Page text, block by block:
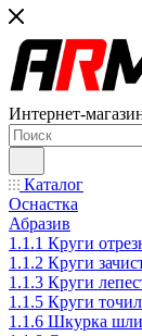
Интернет-
Каталог
Оснастка
Абразив
1.1.1 Круги
1.1.2 Круги
1.1.3 Круги
1.1.5 Круги
1.1.6 Шкурка